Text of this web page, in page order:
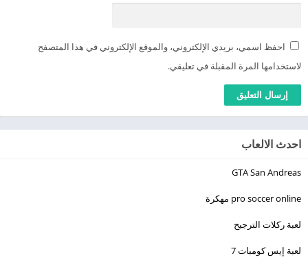
احفظ اسمي، بريدي الإلكتروني، والموقع الإلكتروني في هذا المتصفح
لاستخدامها المرة المقبلة في تعليقي.
احدث الالعاب
GTA San Andreas
pro soccer online مهكرة
لعبة ركلات الترجيح
لعبة إيس كومبات 7